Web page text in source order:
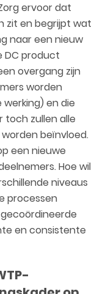
ervoor dat
zit en begrijpt wat
naar een nieuw
DC product
overgang zijn
worden
en die
toch zullen alle
beïnvloed.
een nieuwe
Hoe wil
niveaus
processen
en consistente